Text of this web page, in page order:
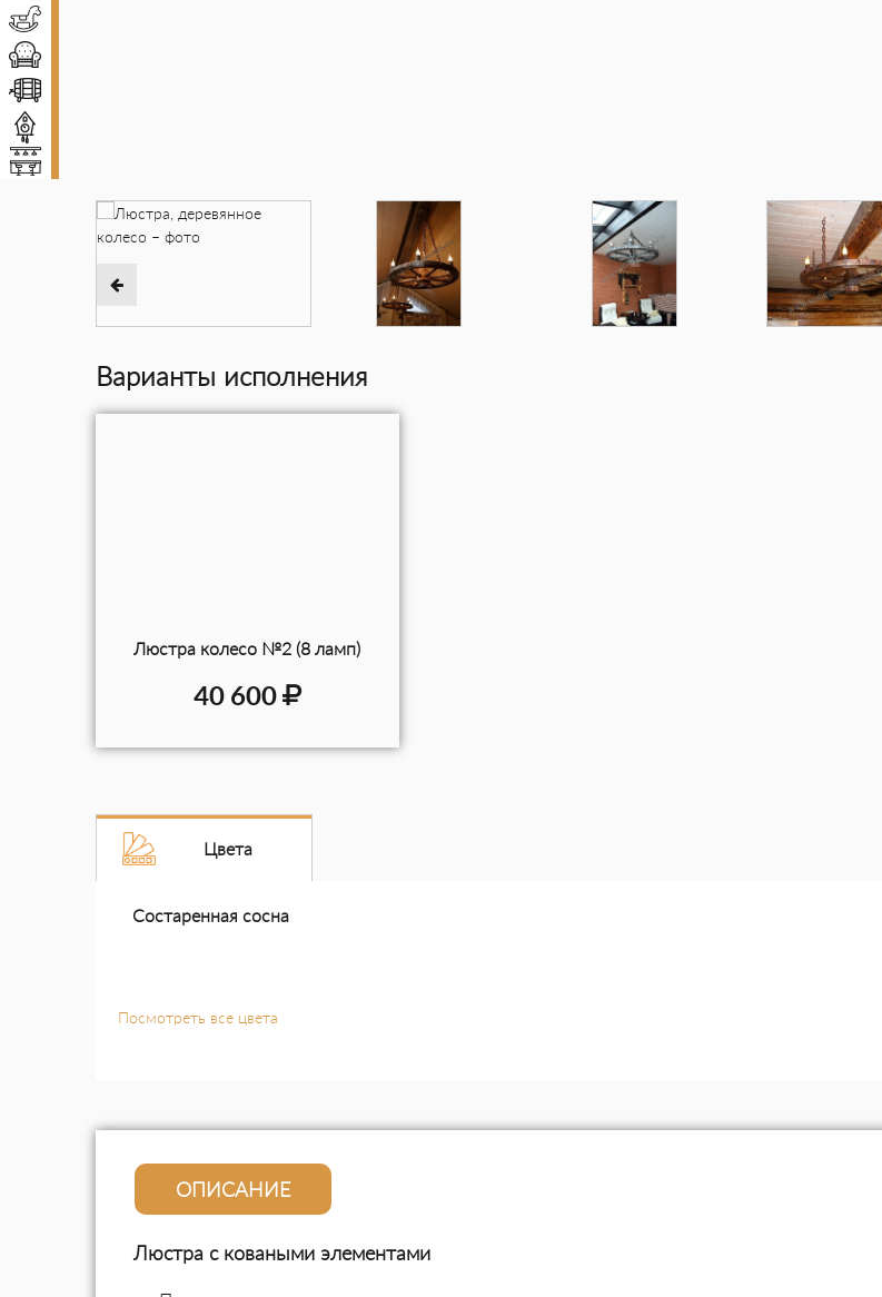
Варианты исполнения
Люстра колесо №2 (8 ламп)
40 600
Цвета
Состаренная сосна
Посмотреть все цвета
ОПИСАНИЕ
Люстра с коваными элементами